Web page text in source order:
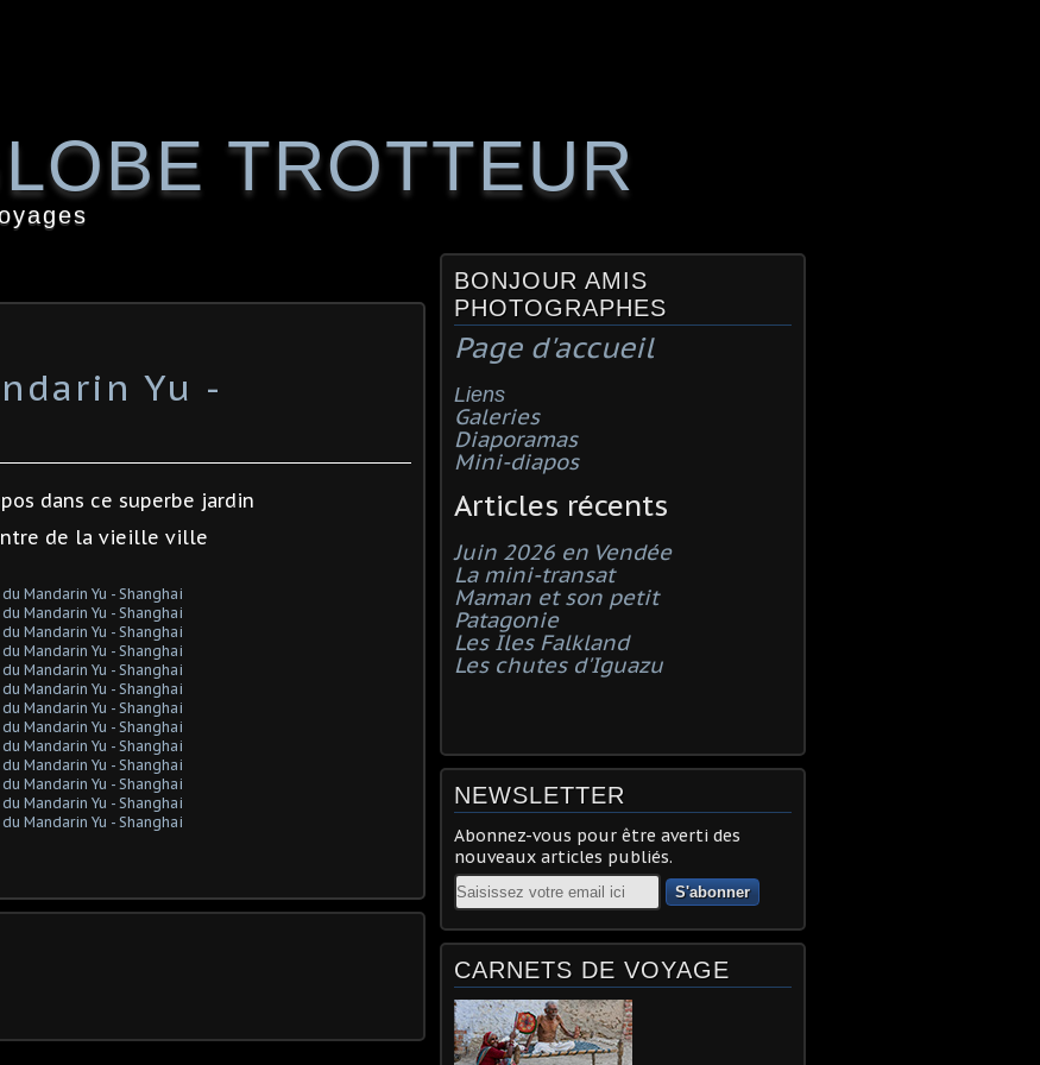
TROTTEUR
Yu -
dans ce superbe jardin
de la vieille ville
BONJOUR AMIS
PHOTOGRAPHES
Page d'accueil
Liens
Galeries
Diaporamas
Mini-diapos
Articles récents
Juin 2026 en Vendée
La mini-transat
Maman et son petit
Patagonie
Les Iles Falkland
Les chutes d'Iguazu
NEWSLETTER
Abonnez-vous pour être averti des
nouveaux articles publiés.
Email
CARNETS DE VOYAGE